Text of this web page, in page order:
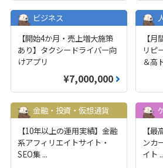
ビジネス
【開始4か月・売上増大施策
あり】タクシードライバー向
けアプリ
¥7,000,000
【
リピ
＆高
金融・投資・仮想通貨
【10年以上の運用実績】金融
系アフィリエイトサイト・
SEO集 ...
【
ンカ
イト